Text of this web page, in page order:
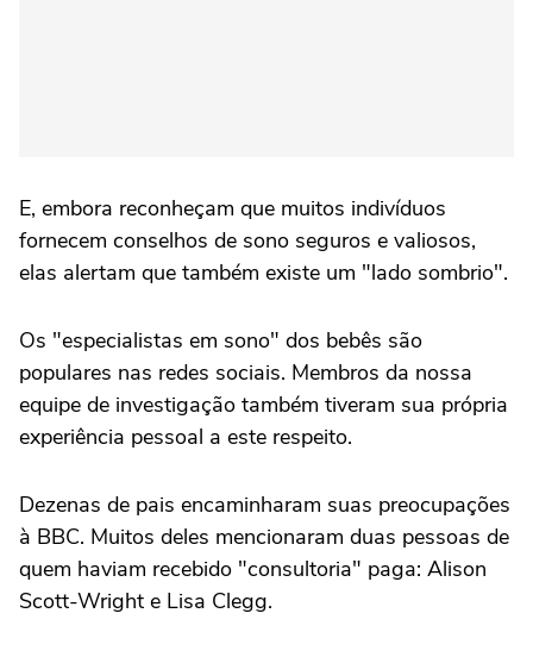
E, embora reconheçam que muitos indivíduos
fornecem conselhos de sono seguros e valiosos,
elas alertam que também existe um "lado sombrio".
Os "especialistas em sono" dos bebês são
populares nas redes sociais. Membros da nossa
equipe de investigação também tiveram sua própria
experiência pessoal a este respeito.
Dezenas de pais encaminharam suas preocupações
à BBC. Muitos deles mencionaram duas pessoas de
quem haviam recebido "consultoria" paga: Alison
Scott-Wright e Lisa Clegg.